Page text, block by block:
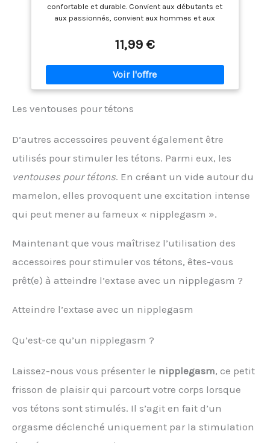
confortable et durable. Convient aux débutants et
aux passionnés, convient aux hommes et aux
la peau. Facile à utiliser, conçu pour les jeux d'amour.
Tous les produits sont emballés de manière standard
pour protéger votre vie privée.
11,99 €
Les ventouses pour tétons
D’autres accessoires peuvent également être
utilisés pour stimuler les tétons. Parmi eux, les
ventouses pour tétons. En créant un vide autour du
mamelon, elles provoquent une excitation intense
qui peut mener au fameux « nipplegasm ».
Maintenant que vous maîtrisez l’utilisation des
accessoires pour stimuler vos tétons, êtes-vous
prêt(e) à atteindre l’extase avec un nipplegasm ?
Atteindre l’extase avec un nipplegasm
Qu’est-ce qu’un nipplegasm ?
Laissez-nous vous présenter le nipplegasm, ce petit
frisson de plaisir qui parcourt votre corps lorsque
vos tétons sont stimulés. Il s’agit en fait d’un
orgasme déclenché uniquement par la stimulation